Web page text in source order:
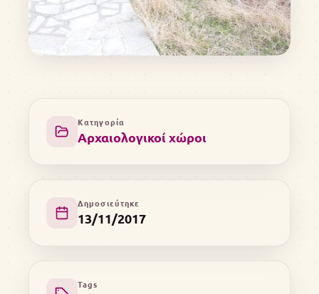
Κατηγορία
Αρχαιολογικοί χώροι
Δημοσιεύτηκε
13/11/2017
Tags